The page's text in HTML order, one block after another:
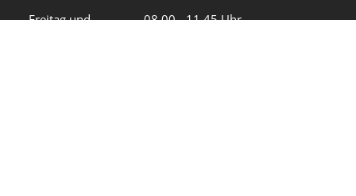
Freitag und
08.00 - 11.45 Uhr